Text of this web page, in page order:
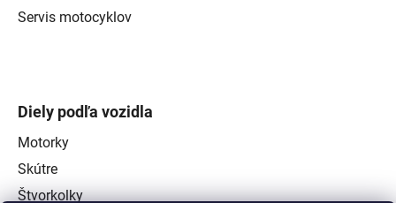
Servis motocyklov
Diely podľa vozidla
Motorky
Skútre
Štvorkolky